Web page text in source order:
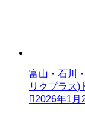
富山・石川
リクプラス)
2026年1月